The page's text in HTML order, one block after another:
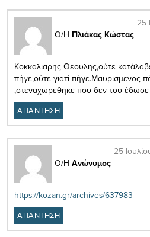
Ο/Η Πλιάκας Κώστας
25
Κοκκαλιαρης Θεουλης,ούτε
πήγε,ούτε γιατί πήγε.Μαυρισμενος
,στεναχωρεθηκε που δεν του
ΑΠΑΝΤΗΣΗ
Ο/Η Ανώνυμος
25
https://kozan.gr/archives/637983
ΑΠΑΝΤΗΣΗ